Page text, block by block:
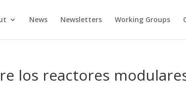
News Newsletters Working Groups
los reactores